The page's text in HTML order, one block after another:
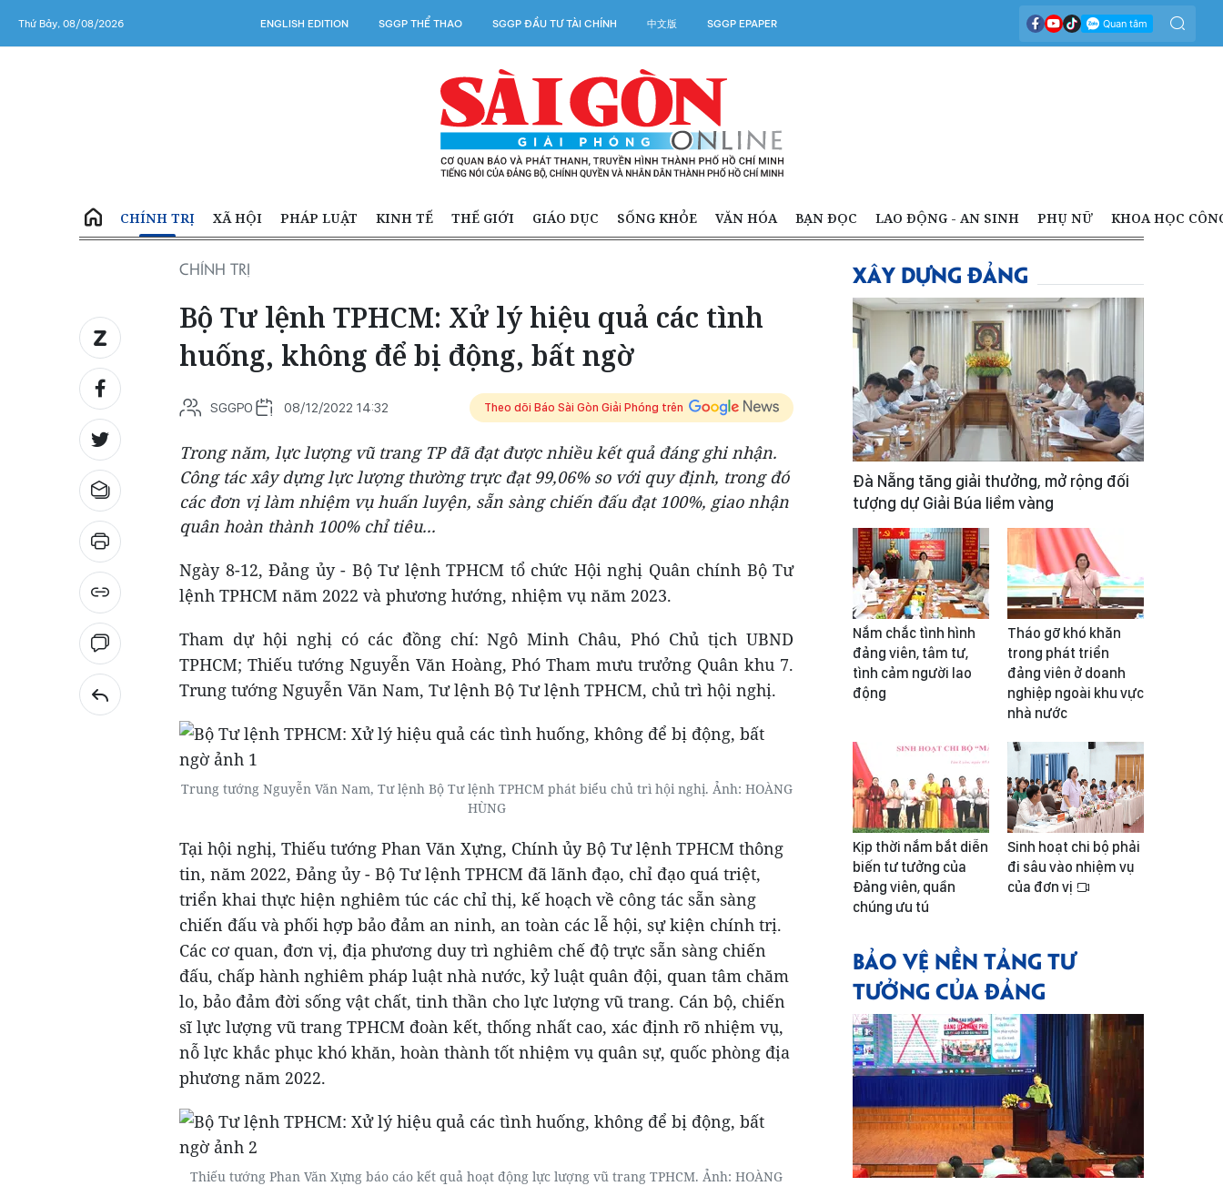
Thứ Bảy, 08/08/2026 ENGLISH EDITION SGGP THỂ THAO SGGP ĐẦU TƯ TÀI CHÍNH 中文版 SGGP EPAPER
CHÍNH TRỊ XÃ HỘI PHÁP LUẬT KINH TẾ THẾ GIỚI GIÁO DỤC SỐNG KHỎE VĂN HÓA BẠN ĐỌC LAO ĐỘNG - AN SINH PHỤ NỮ KHOA HỌC
CHÍNH TRỊ
Bộ Tư lệnh TPHCM: Xử lý hiệu quả các tình
huống, không để bị động, bất ngờ
SGGPO 08/12/2022 14:32 Theo dõi Báo Sài Gòn Giải Phóng trên
Trong năm, lực lượng vũ trang TP đã đạt được nhiều kết quả đáng ghi nhận.
Công tác xây dựng lực lượng thường trực đạt 99,06% so với quy định, trong đó
các đơn vị làm nhiệm vụ huấn luyện, sẵn sàng chiến đấu đạt 100%, giao nhận
quân hoàn thành 100% chỉ tiêu...
Ngày 8-12, Đảng ủy - Bộ Tư lệnh TPHCM tổ chức Hội nghị Quân chính Bộ Tư
lệnh TPHCM năm 2022 và phương hướng, nhiệm vụ năm 2023.
Tham dự hội nghị có các đồng chí: Ngô Minh Châu, Phó Chủ tịch UBND
TPHCM; Thiếu tướng Nguyễn Văn Hoàng, Phó Tham mưu trưởng Quân khu 7.
Trung tướng Nguyễn Văn Nam, Tư lệnh Bộ Tư lệnh TPHCM, chủ trì hội nghị.
Trung tướng Nguyễn Văn Nam, Tư lệnh Bộ Tư lệnh TPHCM phát biểu chủ trì hội nghị. Ảnh: HOÀNG
HÙNG
Tại hội nghị, Thiếu tướng Phan Văn Xựng, Chính ủy Bộ Tư lệnh TPHCM thông
tin, năm 2022, Đảng ủy - Bộ Tư lệnh TPHCM đã lãnh đạo, chỉ đạo quá triệt,
triển khai thực hiện nghiêm túc các chỉ thị, kế hoạch về công tác sẵn sàng
chiến đấu và phối hợp bảo đảm an ninh, an toàn các lễ hội, sự kiện chính trị.
Các cơ quan, đơn vị, địa phương duy trì nghiêm chế độ trực sẵn sàng chiến
đấu, chấp hành nghiêm pháp luật nhà nước, kỷ luật quân đội, quan tâm chăm
lo, bảo đảm đời sống vật chất, tinh thần cho lực lượng vũ trang. Cán bộ, chiến
sĩ lực lượng vũ trang TPHCM đoàn kết, thống nhất cao, xác định rõ nhiệm vụ,
nỗ lực khắc phục khó khăn, hoàn thành tốt nhiệm vụ quân sự, quốc phòng địa
phương năm 2022.
Thiếu tướng Phan Văn Xựng báo cáo kết quả hoạt động lực lượng vũ trang TPHCM. Ảnh: HOÀNG
XÂY DỰNG ĐẢNG
Đà Nẵng tăng giải thưởng, mở rộng đối
tượng dự Giải Búa liềm vàng
Nắm chắc tình hình
đảng viên, tâm tư,
tình cảm người lao
động
Tháo gỡ khó khăn
trong phát triển
đảng viên ở doanh
nghiệp ngoài khu vực
nhà nước
Kịp thời nắm bắt diễn
biến tư tưởng của
Đảng viên, quần
chúng ưu tú
Sinh hoạt chi bộ phải
đi sâu vào nhiệm vụ
của đơn vị
BẢO VỆ NỀN TẢNG TƯ
TƯỞNG CỦA ĐẢNG